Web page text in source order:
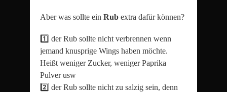
Aber was sollte ein Rub extra dafür können?
1️⃣ der Rub sollte nicht verbrennen wenn
jemand knusprige Wings haben möchte.
Heißt weniger Zucker, weniger Paprika
Pulver usw
2️⃣ der Rub sollte nicht zu salzig sein, denn